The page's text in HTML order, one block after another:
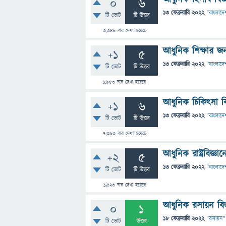
0
টি ভোট
6
টি উত্তর
3,348বার দেখা হয়েছে
13 ফেব্রুয়ারি 2022 "
+1
টি ভোট
5
টি উত্তর
1,953 বার দেখা হয়েছে
আধুনিক শিক্ষার
13 ফেব্রুয়ারি 2022 "
+1
টি ভোট
6
টি উত্তর
7,393বার দেখা হয়েছে
আধুনিক চিকিৎসা
13 ফেব্রুয়ারি 2022 "
+2
টি ভোট
5
টি উত্তর
1,523বার দেখা হয়েছে
আধুনিক
13 ফেব্রুয়ারি 2022 "
0
টি ভোট
1
উত্তর
আধুনিক রসায়ন
18 ফেব্রুয়ারি 2022 "রসায়ন"